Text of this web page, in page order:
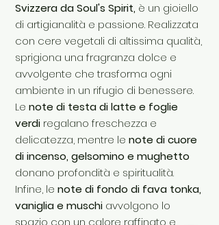
Svizzera da Soul's Spirit, è un gioiello
di artigianalità e passione. Realizzata
con cere vegetali di altissima qualità,
sprigiona una fragranza dolce e
avvolgente che trasforma ogni
ambiente in un rifugio di benessere.
Le note di testa di latte e foglie
verdi regalano freschezza e
delicatezza, mentre le note di cuore
di incenso, gelsomino e mughetto
donano profondità e spiritualità.
Infine, le note di fondo di fava tonka,
vaniglia e muschi avvolgono lo